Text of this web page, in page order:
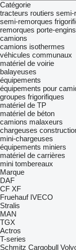
Catégorie
tracteurs routiers semi-
semi-remorques
remorques porte-engins
camions
camions isothermes
véhicules communaux
matériel de voirie
balayeuses
équipements
équipements pour
groupes frigorifiques
matériel de TP
matériel de béton
camions malaxeurs
chargeuses
mini-chargeuses
équipements miniers
matériel de carrières
mini tombereaux
Marque
DAF
CF XF
Fruehauf IVECO
Stralis
MAN
TGX
Actros
T-series
Schmitz Cargobull